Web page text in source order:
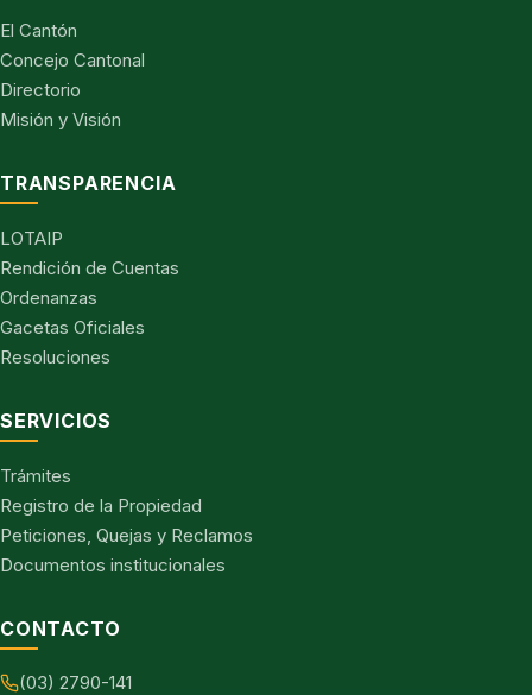
El Cantón
Concejo Cantonal
Directorio
Misión y Visión
TRANSPARENCIA
LOTAIP
Rendición de Cuentas
Ordenanzas
Gacetas Oficiales
Resoluciones
SERVICIOS
Trámites
Registro de la Propiedad
Peticiones, Quejas y Reclamos
Documentos institucionales
CONTACTO
(03) 2790-141